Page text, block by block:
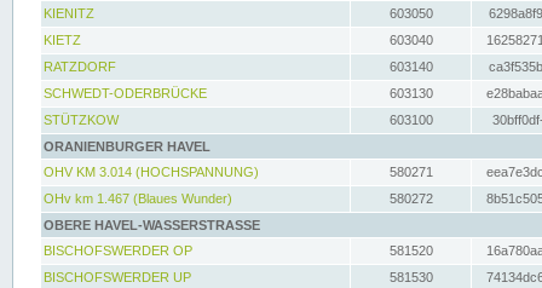
KIENITZ
603050
KIETZ
603040
RATZDORF
603140
SCHWEDT-ODERBRÜCKE
603130
STÜTZKOW
603100
ORANIENBURGER HAVEL
OHV KM 3.014 (HOCHSPANNUNG)
580271
OHv km 1.467 (Blaues Wunder)
580272
OBERE HAVEL-WASSERSTRASSE
BISCHOFSWERDER OP
581520
BISCHOFSWERDER UP
581530